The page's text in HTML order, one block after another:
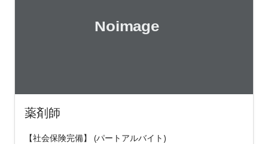
薬剤師
【社会保険完備】 (パートアルバイト)